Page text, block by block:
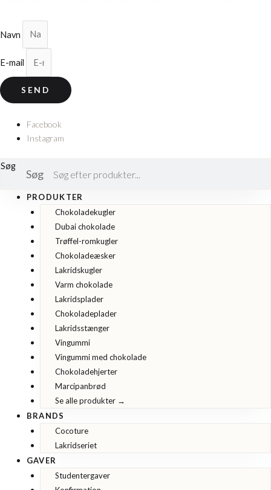
Navn
E-mail
SEND
Facebook
Instagram
Søg
Søg
PRODUKTER
Chokoladekugler
Dubai chokolade
Trøffel-romkugler
Chokoladeæsker
Lakridskugler
Varm chokolade
Lakridsplader
Chokoladeplader
Lakridsstænger
Vingummi
Vingummi med chokolade
Chokoladehjerter
Marcipanbrød
Se alle produkter →
BRANDS
Cocoture
Lakridseriet
GAVER
Studentergaver